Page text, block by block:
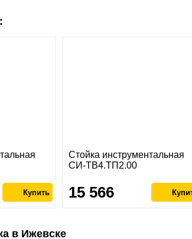
Стойка инструментальная
СИ-ТВ4.ТП2.00
15 566
в Ижевске